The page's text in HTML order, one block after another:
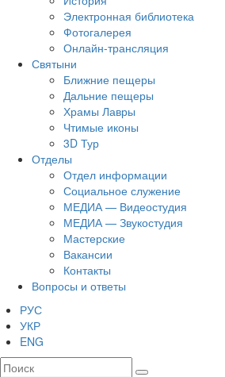
Электронная библиотека
Фотогалерея
Онлайн-трансляция
Святыни
Ближние пещеры
Дальние пещеры
Храмы Лавры
Чтимые иконы
3D Тур
Отделы
Отдел информации
Социальное служение
МЕДИА — Видеостудия
МЕДИА — Звукостудия
Мастерские
Вакансии
Контакты
Вопросы и ответы
РУС
УКР
ENG